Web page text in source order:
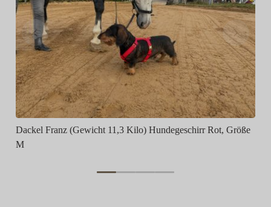
Dackel Franz (Gewicht 11,3 Kilo) Hundegeschirr Rot, Größe
M